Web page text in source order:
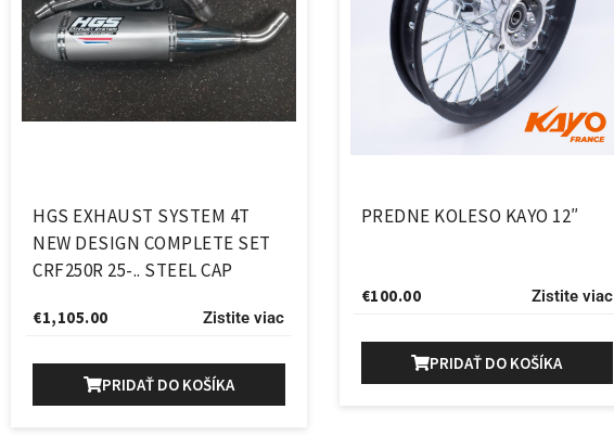
HGS EXHAUST SYSTEM 4T
NEW DESIGN COMPLETE SET
CRF250R 25-.. STEEL CAP
€1,105.00 Zistite viac
PRIDAŤ DO KOŠÍKA
PREDNE KOLESO KAYO 12″
€100.00 Zistite viac
PRIDAŤ DO KOŠÍKA